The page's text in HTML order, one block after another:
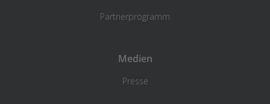
Partnerprogramm
Medien
Presse